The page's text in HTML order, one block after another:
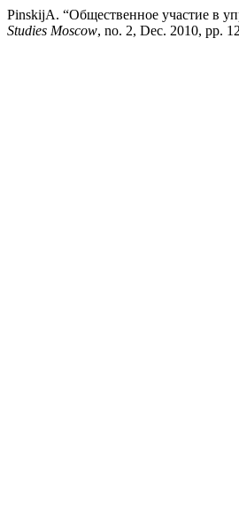
PinskijA. “Общественное участие в
Studies Moscow, no. 2, Dec. 2010, pp.